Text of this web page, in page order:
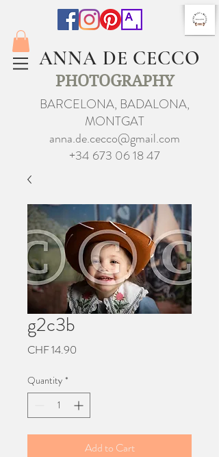
ANNA DE CECCO
PHOTOGRAPHY
BARCELONA, BADALONA,
MONTGAT
anna.de.cecco@gmail.com
+34 673 06 18 47
g2c3b
CHF 14.90
Quantity *
Add to Cart